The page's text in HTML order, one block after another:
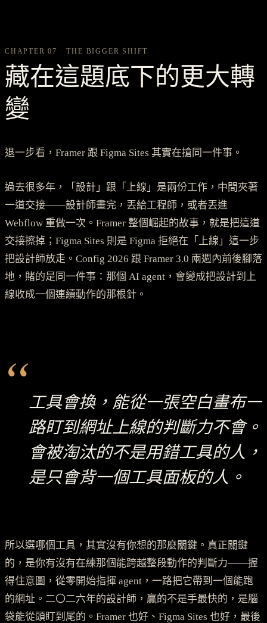
CHAPTER 07 · THE BIGGER SHIFT
藏在這題底下的更大轉
變
退一步看，Framer 跟 Figma Sites 其實在搶同一件事。
過去很多年，「設計」跟「上線」是兩份工作，中間夾著
一道交接——設計師畫完，丟給工程師，或者丟進
Webflow 重做一次。Framer 整個崛起的故事，就是把這道
交接擦掉；Figma Sites 則是 Figma 拒絕在「上線」這一步
把設計師放走。Config 2026 跟 Framer 3.0 兩週內前後腳落
地，賭的是同一件事：那個 AI agent，會變成把設計到上
線收成一個連續動作的那根針。
工具會換，能從一張空白畫布一
路盯到網址上線的判斷力不會。
會被淘汰的不是用錯工具的人，
是只會背一個工具面板的人。
所以選哪個工具，其實沒有你想的那麼關鍵。真正關鍵
的，是你有沒有在練那個能跨越整段動作的判斷力——握
得住意圖，從零開始指揮 agent，一路把它帶到一個能跑
的網址。二〇二六年的設計師，贏的不是手最快的，是腦
袋能從頭盯到尾的。Framer 也好、Figma Sites 也好，最後